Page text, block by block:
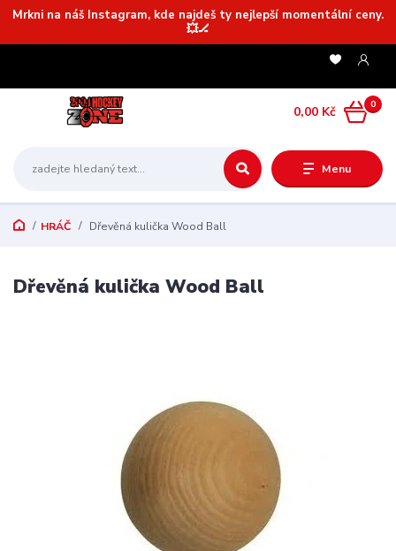
Mrkni na náš Instagram, kde najdeš ty nejlepší momentální ceny.
💥🏒
Menu
0
0,00 Kč
HRÁČ Dřevěná kulička Wood Ball
Dřevěná kulička Wood Ball